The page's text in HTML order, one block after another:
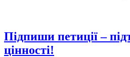
Підпиши петиції –
цінності!